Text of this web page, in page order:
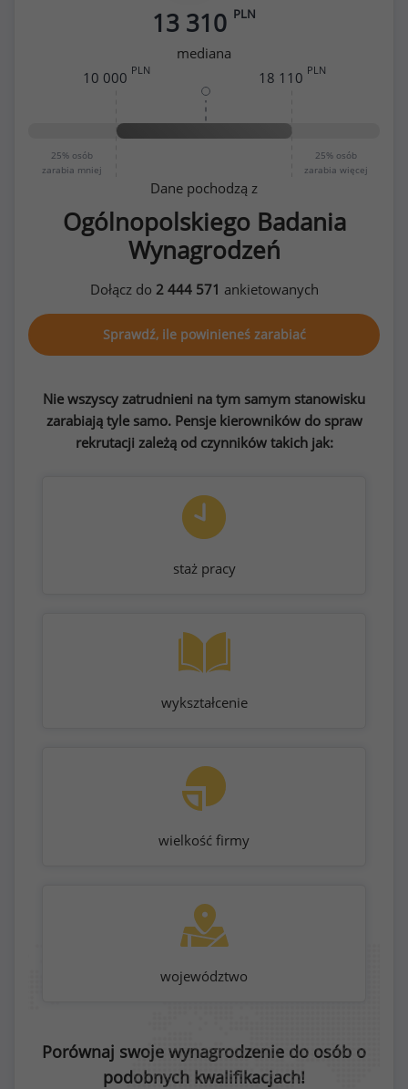
13 310 PLN
mediana
25% osób
zarabia mniej
25% osób
zarabia więcej
10 000 PLN 18 110 PLN
Dane pochodzą z
Ogólnopolskiego Badania
Wynagrodzeń
Dołącz do 2 444 571 ankietowanych
Sprawdź, ile powinieneś zarabiać
Nie wszyscy zatrudnieni na tym samym stanowisku
zarabiają tyle samo. Pensje kierowników do spraw
rekrutacji zależą od czynników takich jak:
staż pracy
wykształcenie
wielkość firmy
województwo
Porównaj swoje wynagrodzenie do osób o
podobnych kwalifikacjach!